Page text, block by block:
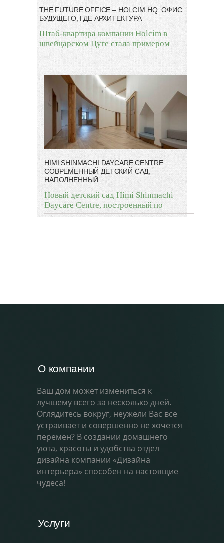
THE FUTURE OFFICE – HOLCIM HQ: ОФИС
БУДУЩЕГО, ГДЕ АРХИТЕКТУРА
Штаб-квартира компании Holcim в
швейцарском Цуге стала примером
HIMI SHINMACHI DAYCARE CENTRE:
СОВРЕМЕННЫЙ ДЕТСКИЙ САД,
НАПОЛНЕННЫЙ
Новый детский сад Himi Shinmachi
Daycare Centre, построенный по
О компании
Ваш дом может измениться к
лучшему всего за несколько дней.
Оглядитесь вокруг, неужели Вас все
устраивает и совершенно не хочется
перемен? В создании домашнего
уюта, красоты и удобства отдел
дизайна компании «Дизайна
интерьера» способен на настоящие
чудеса!
Услуги